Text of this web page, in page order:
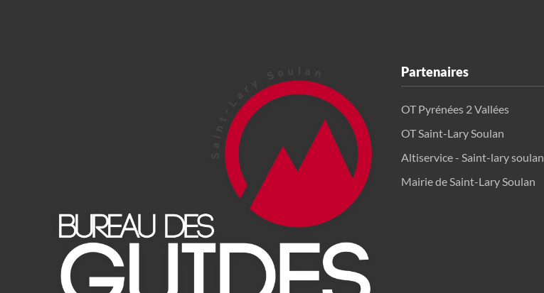
Partenaires
OT Pyrénées 2 Vallées
OT Saint-Lary Soulan
Altiservice - Saint-lary soulan
Mairie de Saint-Lary Soulan